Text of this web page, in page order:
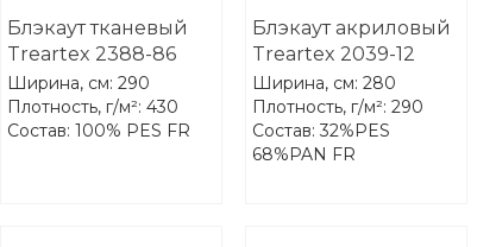
Блэкаут тканевый
Treartex 2388-86
Ширина, см: 290
Плотность, г/м²: 430
Состав: 100% PES FR
Блэкаут акриловый
Treartex 2039-12
Ширина, см: 280
Плотность, г/м²: 290
Состав: 32%PES
68%PAN FR